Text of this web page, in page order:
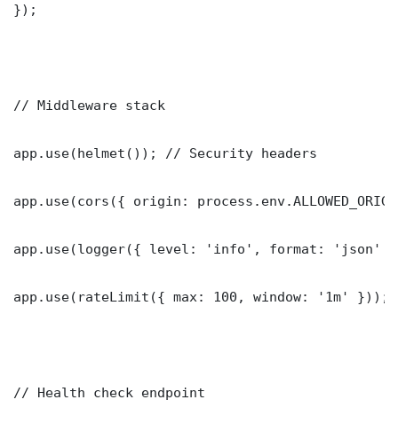
});
// Middleware stack
app.use(helmet()); // Security headers
app.use(cors({ origin:
app.use(logger({ level: 'info', format: 'json'
app.use(rateLimit({ max: 100, window: '1m' }));
// Health check endpoint